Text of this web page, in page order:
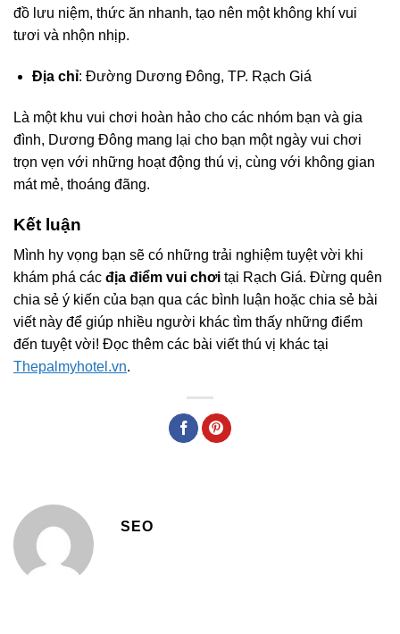
đồ lưu niệm, thức ăn nhanh, tạo nên một không khí vui
tươi và nhộn nhịp.
Địa chỉ: Đường Dương Đông, TP. Rạch Giá
Là một khu vui chơi hoàn hảo cho các nhóm bạn và gia
đình, Dương Đông mang lại cho bạn một ngày vui chơi
trọn vẹn với những hoạt động thú vị, cùng với không gian
mát mẻ, thoáng đãng.
Kết luận
Mình hy vọng bạn sẽ có những trải nghiệm tuyệt vời khi
khám phá các địa điểm vui chơi tại Rạch Giá. Đừng quên
chia sẻ ý kiến của bạn qua các bình luận hoặc chia sẻ bài
viết này để giúp nhiều người khác tìm thấy những điểm
đến tuyệt vời! Đọc thêm các bài viết thú vị khác tại
Thepalmyhotel.vn.
SEO